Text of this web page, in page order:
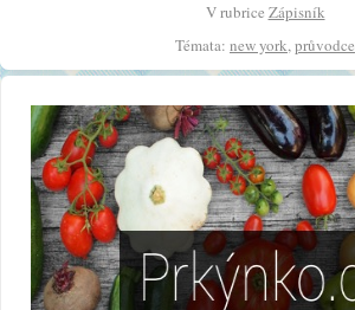
V rubrice Zápisník
Témata: new york,průvodce